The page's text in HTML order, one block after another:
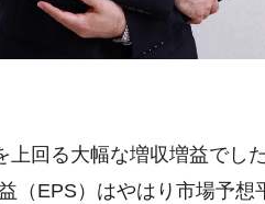
回る大幅な増収増益でし
（EPS）はやはり市場予想